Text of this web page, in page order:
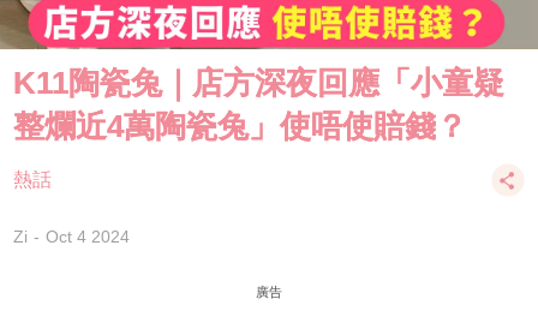
K11陶瓷兔｜店方深夜回應「小童疑
整爛近4萬陶瓷兔」使唔使賠錢？
熱話
Zi Oct 4 2024
廣告